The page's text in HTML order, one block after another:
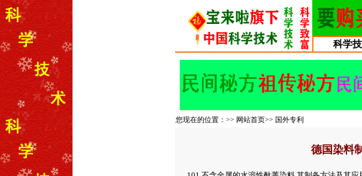
科学
您现在的位置：>> 网站首页>> 国外专利
德国染料